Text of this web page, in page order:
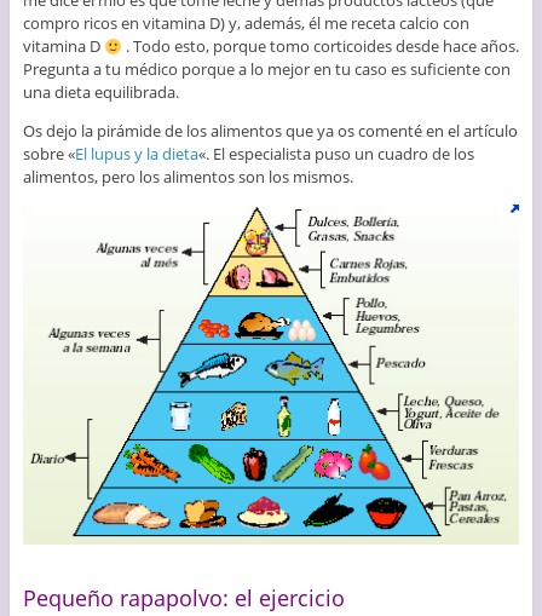
compro ricos en vitamina D) y, además, él me receta calcio con
vitamina D
. Todo esto, porque tomo corticoides desde hace años.
Pregunta a tu médico porque a lo mejor en tu caso es suficiente con
una dieta equilibrada.
Os dejo la pirámide de los alimentos que ya os comenté en el artículo
sobre «El lupus y la dieta«. El especialista puso un cuadro de los
alimentos, pero los alimentos son los mismos.
Pequeño rapapolvo: el ejercicio